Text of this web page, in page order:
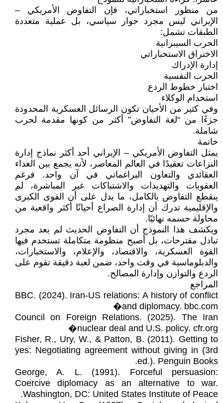
من منظور استخباراتي، فإن التفاوض الأمريكي –
الإيراني ليس مجرد حوار سياسي، بل عملية متعددة
الطبقات تشمل:
الحرب السيبرانية
الاختراق الاستخباراتي
إدارة الإدراك
الحرب النفسية
اختبار خطوط الردع
استخدام الوكلاء
وفي كثير من الأحيان تكون الرسائل العسكرية المحدودة
جزءًا من “لغة التفاوض” أكثر من كونها مقدمة لحرب
شاملة.
خاتمة
يمثل التفاوض الأمريكي – الإيراني أحد أكثر نماذج إدارة
النزاعات تعقيدًا في العالم المعاصر، لأنه يجمع بين العداء
العقائدي والتعاون البراغماتي في آن واحد. فرغم
العقوبات والتهديدات والاشتباكات غير المباشرة، لم
ينقطع التفاوض بالكامل، ما يدل على أن القوى الكبرى
والإقليمية تدرك أن إدارة الصراع أحيانًا أكثر واقعية من
محاولة حسمه نهائيًا.
ويكشف هذا النموذج أن التفاوض الحديث لم يعد مجرد
تبادل مقترحات، بل أصبح منظومة متكاملة تستخدم فيها
القوة العسكرية، والاقتصاد، والإعلام، والاستخبارات،
والدبلوماسية في وقت واحد، ضمن لعبة دقيقة تقوم على
الردع والتوازن وإدارة المصالح.
المراجع
BBC. (2024). Iran-US relations: A history of conflict
and diplomacy. bbc.com⁠�
Council on Foreign Relations. (2025). The Iran
nuclear deal and U.S. policy. cfr.org⁠�
Fisher, R., Ury, W., & Patton, B. (2011). Getting to
yes: Negotiating agreement without giving in (3rd
ed.). Penguin Books.
George, A. L. (1991). Forceful persuasion:
Coercive diplomacy as an alternative to war.
Washington, DC: United States Institute of Peace.